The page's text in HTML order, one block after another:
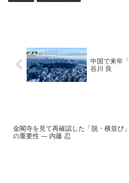
中国で来年
谷川 良
金閣寺を見て再確認した「脱・横並び」
の重要性 --- 内藤 忍